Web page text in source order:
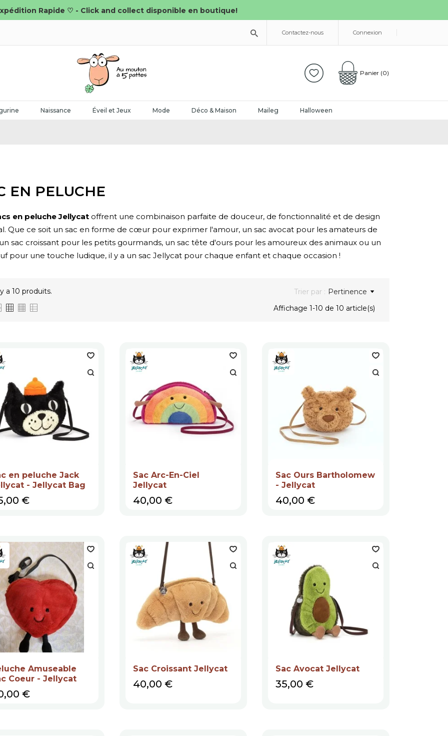
Rapide ♡ - Click and collect disponible en boutique!
Contactez-nous Connexion
Panier (0)
Naissance Éveil et Jeux Mode Déco & Maison Maileg Halloween
EN PELUCHE
en peluche Jellycat offrent une combinaison parfaite de douceur, de fonctionnalité et de design
Que ce soit un sac en forme de cœur pour exprimer l'amour, un sac avocat pour les amateurs de
sac croissant pour les petits gourmands, un sac tête d'ours pour les amoureux des animaux ou un
pour une touche ludique, il y a un sac Jellycat pour chaque enfant et chaque occasion !
a 10 produits. Trier par : Pertinence
Affichage 1-10 de 10 article(s)
en peluche Jack
- Jellycat Bag
€
Sac Arc-En-Ciel
Jellycat
Prix
40,00 €
Sac Ours Bartholomew
- Jellycat
Prix
40,00 €
Amuseable
Coeur - Jellycat
€
Sac Croissant Jellycat
Prix
40,00 €
Sac Avocat Jellycat
Prix
35,00 €